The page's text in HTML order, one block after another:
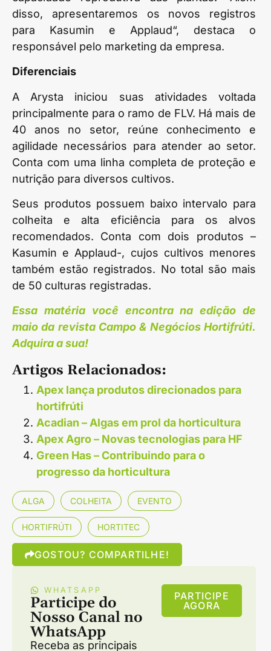
disso, apresentaremos os novos registros
para Kasumin e Applaud“, destaca o
responsável pelo marketing da empresa.
Diferenciais
A Arysta iniciou suas atividades voltada
principalmente para o ramo de FLV. Há mais de
40 anos no setor, reúne conhecimento e
agilidade necessários para atender ao setor.
Conta com uma linha completa de proteção e
nutrição para diversos cultivos.
Seus produtos possuem baixo intervalo para
colheita e alta eficiência para os alvos
recomendados. Conta com dois produtos –
Kasumin e Applaud-, cujos cultivos menores
também estão registrados. No total são mais
de 50 culturas registradas.
Essa matéria você encontra na edição de
maio da revista Campo & Negócios Hortifrúti.
Adquira a sua!
Artigos Relacionados:
Apex lança produtos direcionados para
hortifrúti
Acadian – Algas em prol da horticultura
Apex Agro – Novas tecnologias para HF
Green Has – Contribuindo para o
progresso da horticultura
ALGA COLHEITA EVENTO
HORTIFRÚTI HORTITEC
GOSTOU? COMPARTILHE!
WHATSAPP
Participe do
Nosso Canal no
WhatsApp
Receba as principais
PARTICIPE
AGORA